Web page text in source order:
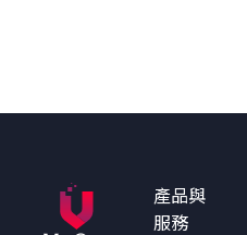
產品與
服務